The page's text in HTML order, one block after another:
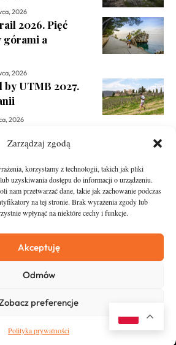
Zarządzaj zgodą
korzystamy z technologii, takich jak pliki
uzyskiwania dostępu do informacji o urządzeniu.
nam przetwarzać dane, takie jak zachowanie podczas
na tej stronie. Brak wyrażenia zgody lub
wpłynąć na niektóre cechy i funkcje.
Akceptuję
Odmów
preferencje
Polityka prywatności
2026
2026. Pięć
górami a
2026
UTMB 2027.
2026
O nas
Zostań Patronem
Kontakt